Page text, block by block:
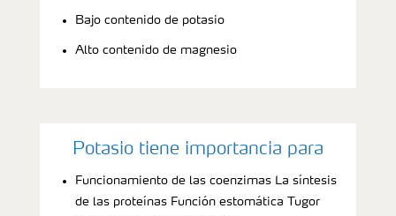
Bajo contenido de potasio
Alto contenido de magnesio
Potasio tiene importancia para
Funcionamiento de las coenzimas La síntesis
de las proteínas Función estomática Tugor